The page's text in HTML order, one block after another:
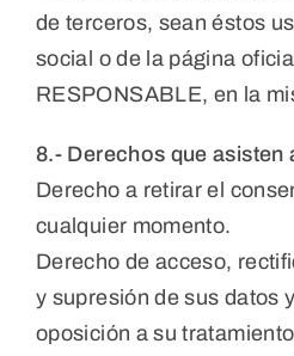
de terceros, sean éstos
social o de la página
RESPONSABLE, en la
8.- Derechos que asisten
Derecho a retirar el
cualquier momento.
Derecho de acceso,
y supresión de sus datos
oposición a su